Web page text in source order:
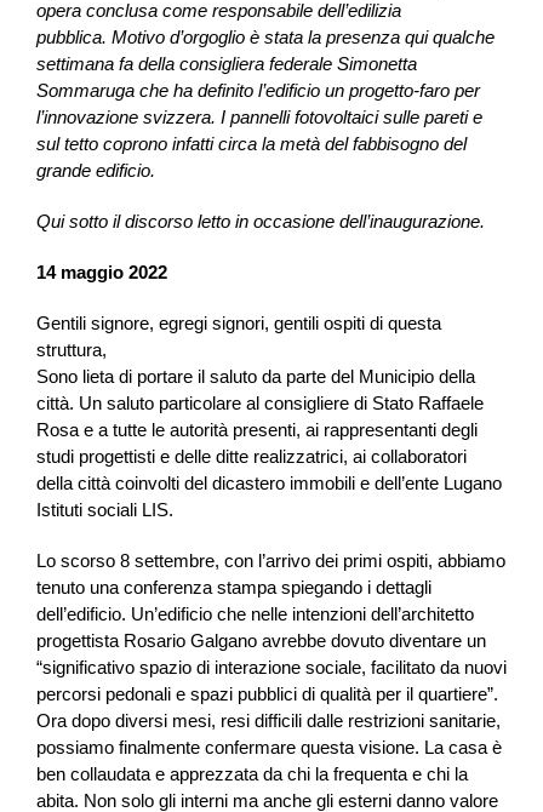
opera conclusa come responsabile dell’edilizia
pubblica. Motivo d’orgoglio è stata la presenza qui qualche
settimana fa della consigliera federale Simonetta
Sommaruga che ha definito l’edificio un progetto-faro per
l’innovazione svizzera. I pannelli fotovoltaici sulle pareti e
sul tetto coprono infatti circa la metà del fabbisogno del
grande edificio.
Qui sotto il discorso letto in occasione dell’inaugurazione.
14 maggio 2022
Gentili signore, egregi signori, gentili ospiti di questa
struttura,
Sono lieta di portare il saluto da parte del Municipio della
città. Un saluto particolare al consigliere di Stato Raffaele
Rosa e a tutte le autorità presenti, ai rappresentanti degli
studi progettisti e delle ditte realizzatrici, ai collaboratori
della città coinvolti del dicastero immobili e dell’ente Lugano
Istituti sociali LIS.
Lo scorso 8 settembre, con l’arrivo dei primi ospiti, abbiamo
tenuto una conferenza stampa spiegando i dettagli
dell’edificio. Un’edificio che nelle intenzioni dell’architetto
progettista Rosario Galgano avrebbe dovuto diventare un
“significativo spazio di interazione sociale, facilitato da nuovi
percorsi pedonali e spazi pubblici di qualità per il quartiere”.
Ora dopo diversi mesi, resi difficili dalle restrizioni sanitarie,
possiamo finalmente confermare questa visione. La casa è
ben collaudata e apprezzata da chi la frequenta e chi la
abita. Non solo gli interni ma anche gli esterni danno valore